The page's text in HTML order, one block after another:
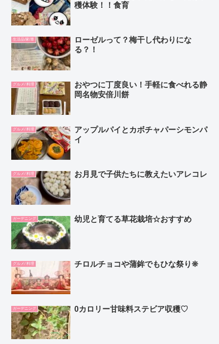
穫体験！！食育
生活品/家/車
ローゼルって？梅干し代わりにな
る？！
グルメ/ 料理
おやつに丁度良い！手軽に食べれる静
岡名物安倍川餅
グルメ/ 料理
アップルパイとカボチャパーシモンパ
イ
グルメ/ 料理 お月見で子供たちに教えたいアレコレ
ガーデニング 幼児と育てる草花栽培☆おすすめ
グルメ/ 料理 チロルチョコや蒲鉾でもひな祭り❊
ガーデニング 0カロリー甘味料ステビア収穫♡